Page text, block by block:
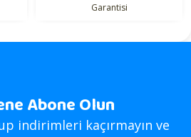
Garantisi
Abone Olun
indirimleri kaçırmayın ve